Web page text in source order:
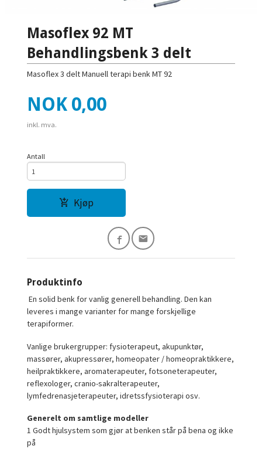
Masoflex 92 MT
Behandlingsbenk 3 delt
Masoflex 3 delt Manuell terapi benk MT 92
Pris
NOK 0,00
inkl. mva.
Antall
Kjøp
Produktinfo
En solid benk for vanlig generell behandling. Den kan
leveres i mange varianter for mange forskjellige
terapiformer.
Vanlige brukergrupper: fysioterapeut, akupunktør,
massører, akupressører, homeopater / homeopraktikkere,
heilpraktikkere, aromaterapeuter, fotsoneterapeuter,
reflexologer, cranio-sakralterapeuter,
lymfedrenasjeterapeuter, idretssfysioterapi osv.
Generelt om samtlige modeller
1 Godt hjulsystem som gjør at benken står på bena og ikke
på